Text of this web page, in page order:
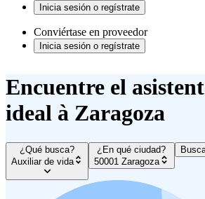
Inicia sesión o regístrate
Conviértase en proveedor
Inicia sesión o regístrate
Encuentre el
ideal à Zaragoza
¿Qué busca?
Auxiliar de vida
¿En qué ciudad?
50001 Zaragoza